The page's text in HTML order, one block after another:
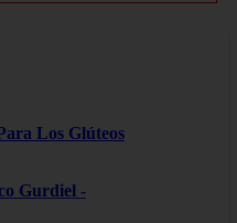
Los Glúteos
Gurdiel -